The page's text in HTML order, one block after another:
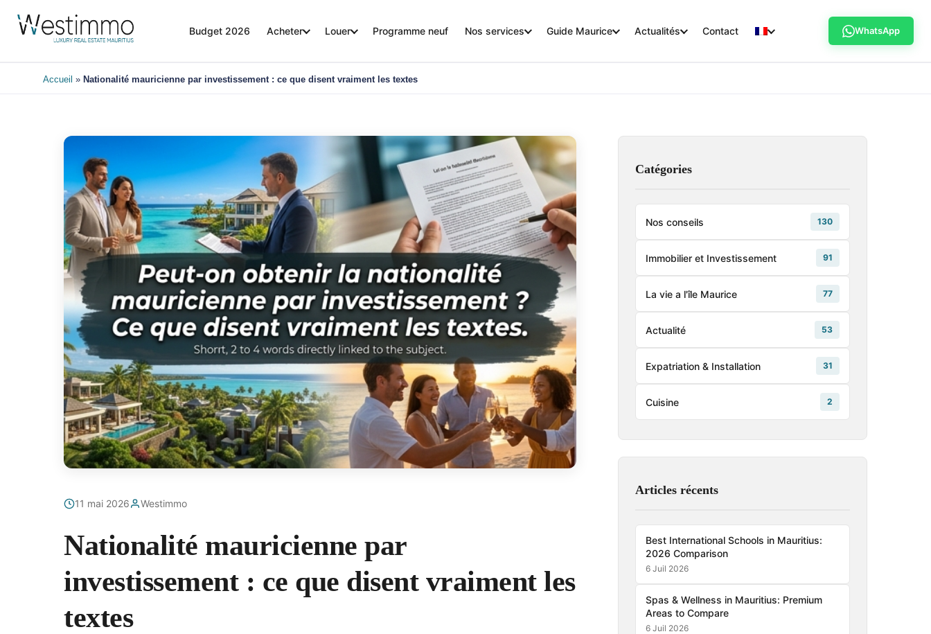
Budget 2026 Acheter Louer Programme neuf Nos services Guide Maurice Actualités Contact WhatsApp
Accueil » Nationalité mauricienne par investissement : ce que disent vraiment les textes
11 mai 2026 Westimmo
Nationalité mauricienne par
investissement : ce que disent vraiment les
textes
Catégories
Nos conseils 130
Immobilier et Investissement 91
La vie a l'île Maurice 77
Actualité 53
Expatriation & Installation 31
Cuisine 2
Articles récents
Best International Schools in Mauritius:
2026 Comparison
6 Juil 2026
Spas & Wellness in Mauritius: Premium
Areas to Compare
6 Juil 2026